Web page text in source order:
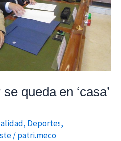
queda en ‘casa’
, Deportes,
/patri.meco